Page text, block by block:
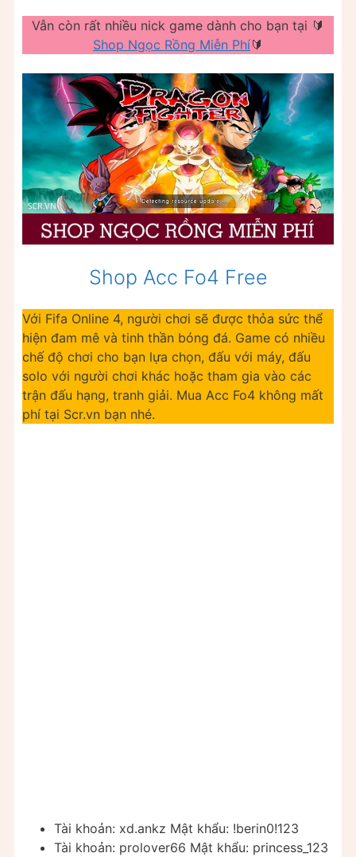
Vẫn còn rất nhiều nick game dành cho bạn tại 🔰
Shop Ngọc Rồng Miễn Phí🔰
Shop Acc Fo4 Free
Với Fifa Online 4, người chơi sẽ được thỏa sức thể
hiện đam mê và tinh thần bóng đá. Game có nhiều
chế độ chơi cho bạn lựa chọn, đấu với máy, đấu
solo với người chơi khác hoặc tham gia vào các
trận đấu hạng, tranh giải. Mua Acc Fo4 không mất
phí tại Scr.vn bạn nhé.
Tài khoản: xd.ankz Mật khẩu: !berin0!123
Tài khoản: prolover66 Mật khẩu: princess_123